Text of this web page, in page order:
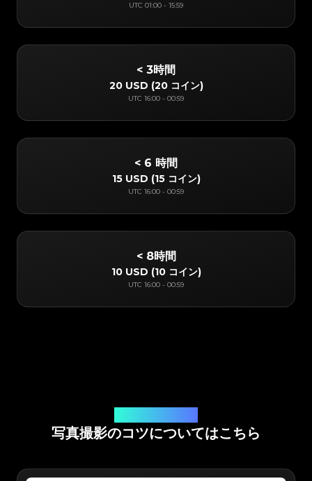
UTC 01:00 - 15:59
< 3時間
20 USD (20 コイン)
UTC 16:00 - 00:59
< 6 時間
15 USD (15 コイン)
UTC 16:00 - 00:59
< 8時間
10 USD (10 コイン)
UTC 16:00 - 00:59
写真撮影のコツについてはこちら